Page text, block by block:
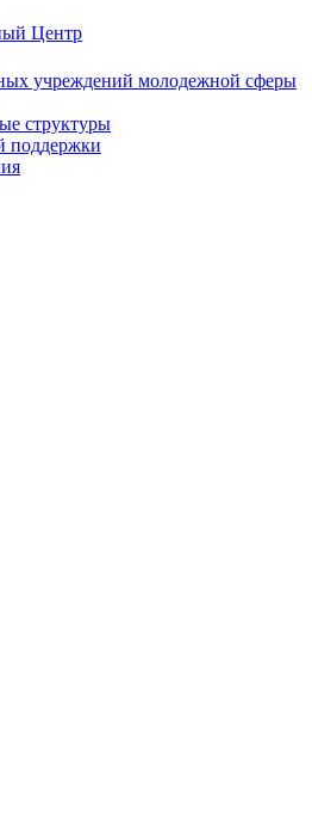
Центр
учреждений молодежной сферы
структуры
поддержки